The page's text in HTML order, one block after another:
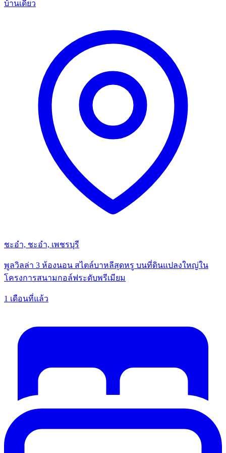
บ้านเดี่ยว
ชะอำ, ชะอำ, เพชรบุรี
พูลวิลล่า 3 ห้องนอน สไตล์บาหลีสุดหรู บนที่ดินแปลงใหญ่ใน
โครงการสนามกอล์ฟระดับพรีเมียม
1 เดือนที่แล้ว